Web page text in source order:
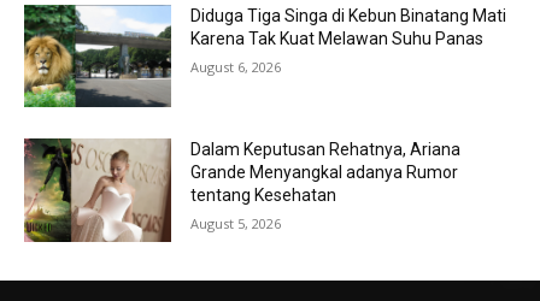
Diduga Tiga Singa di Kebun Binatang Mati
Karena Tak Kuat Melawan Suhu Panas
August 6, 2026
Dalam Keputusan Rehatnya, Ariana
Grande Menyangkal adanya Rumor
tentang Kesehatan
August 5, 2026